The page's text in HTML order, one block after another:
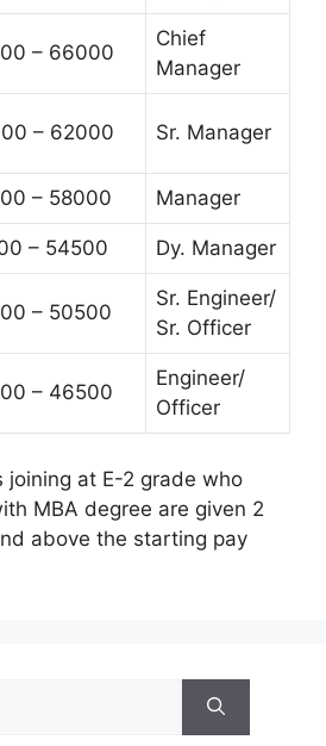
– 66000
Chief
Manager
– 62000 Sr. Manager
– 58000 Manager
– 54500 Dy. Manager
– 50500
Sr. Engineer/
Sr. Officer
– 46500
Engineer/
Officer
joining at E-2 grade who
MBA degree are given 2
above the starting pay